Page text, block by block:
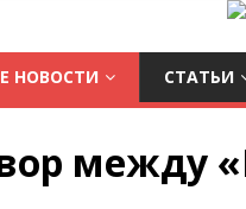
НОВОСТИ СТАТЬИ
между